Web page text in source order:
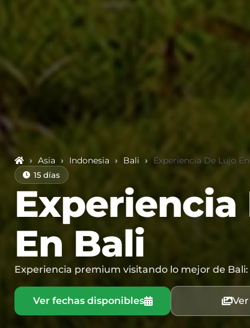
› Asia › Indonesia › Bali › Experiencia De Lujo
15 días
Experiencia
En Bali
Experiencia premium visitando lo mejor de
Ver fechas disponibles